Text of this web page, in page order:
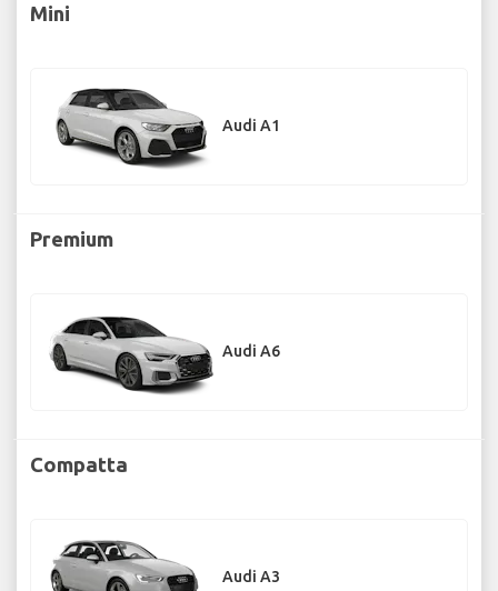
Mini
Audi A1
Premium
Audi A6
Compatta
Audi A3